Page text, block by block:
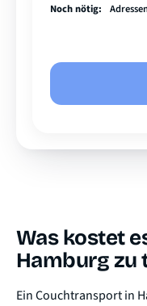
Noch nötig:
Was kostet
Hamburg zu
Ein Couchtransport in